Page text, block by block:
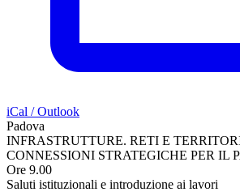
iCal / Outlook
Padova
INFRASTRUTTURE. RETI E
CONNESSIONI STRATEGICHE PER IL
Ore 9.00
Saluti istituzionali e introduzione ai lavori